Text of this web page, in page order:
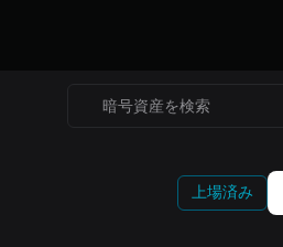
上場済み